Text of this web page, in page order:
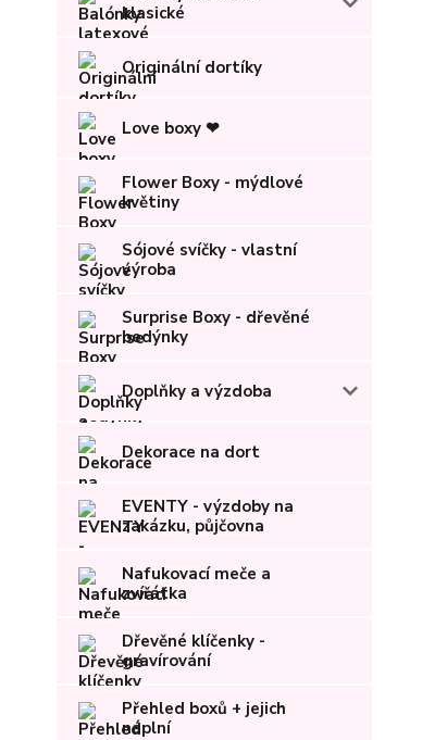
klasické
Originální dortíky
Love boxy ❤
Flower Boxy - mýdlové
květiny
Sójové svíčky - vlastní
výroba
Surprise Boxy - dřevěné
bedýnky
Doplňky a výzdoba
Dekorace na dort
EVENTY - výzdoby na
zakázku, půjčovna
Nafukovací meče a
zvířátka
Dřevěné klíčenky -
gravírování
Přehled boxů + jejich
náplní